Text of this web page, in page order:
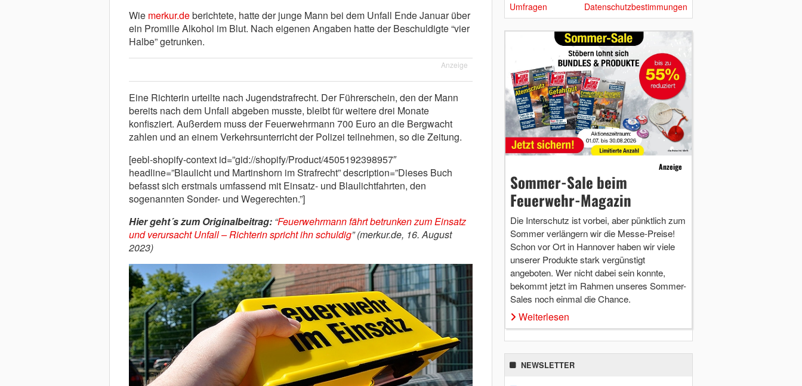
Wie merkur.deberichtete, hatte der junge Mann bei dem Unfall Ende Januar über
ein Promille Alkohol im Blut. Nach eigenen Angaben hatte der Beschuldigte “vier
Halbe” getrunken.
Anzeige
Eine Richterin urteilte nach Jugendstrafrecht. Der Führerschein, den der Mann
bereits nach dem Unfall abgeben musste, bleibt für weitere drei Monate
konfisziert. Außerdem muss der Feuerwehrmann 700 Euro an die Bergwacht
zahlen und an einem Verkehrsunterricht der Polizei teilnehmen, so die Zeitung.
[eebl-shopify-context id=”gid://shopify/Product/4505192398957″
headline=”Blaulicht und Martinshorn im Strafrecht” description=”Dieses Buch
befasst sich erstmals umfassend mit Einsatz- und Blaulichtfahrten, den
sogenannten Sonder- und Wegerechten.”]
Hier geht´s zum Originalbeitrag:“Feuerwehrmann fährt betrunken zum Einsatz
und verursacht Unfall – Richterin spricht ihn schuldig” (merkur.de, 16. August
2023)
Umfragen Datenschutzbestimmungen
Anzeige
Sommer-Sale beim
Feuerwehr-Magazin
Die Interschutz ist vorbei, aber pünktlich zum
Sommer verlängern wir die Messe-Preise!
Schon vor Ort in Hannover haben wir viele
unserer Produkte stark vergünstigt
angeboten. Wer nicht dabei sein konnte,
bekommt jetzt im Rahmen unseres Sommer-
Sales noch einmal die Chance.
Weiterlesen
NEWSLETTER